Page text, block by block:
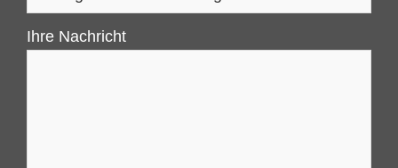
Ihre Nachricht